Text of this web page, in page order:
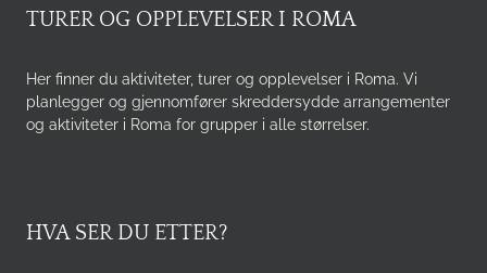
TURER OG OPPLEVELSER I ROMA
Her finner du aktiviteter, turer og opplevelser i Roma. Vi
planlegger og gjennomfører skreddersydde arrangementer
og aktiviteter i Roma for grupper i alle størrelser.
HVA SER DU ETTER?